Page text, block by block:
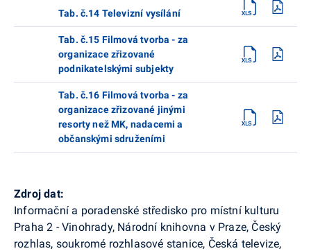
Tab. č.14 Televizní vysílání
Tab. č.15 Filmová tvorba - za
organizace zřizované
podnikatelskými subjekty
Tab. č.16 Filmová tvorba - za
organizace zřizované jinými
resorty než MK, nadacemi a
občanskými sdruženími
Zdroj dat:
Informační a poradenské středisko pro místní kulturu
Praha 2 - Vinohrady, Národní knihovna v Praze, Český
rozhlas, soukromé rozhlasové stanice, Česká televize,